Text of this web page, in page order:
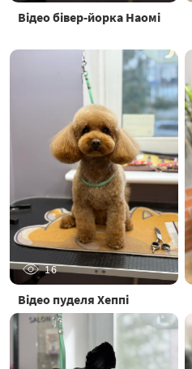
Відео бівер-йорка Наомі
16
Відео пуделя Хеппі